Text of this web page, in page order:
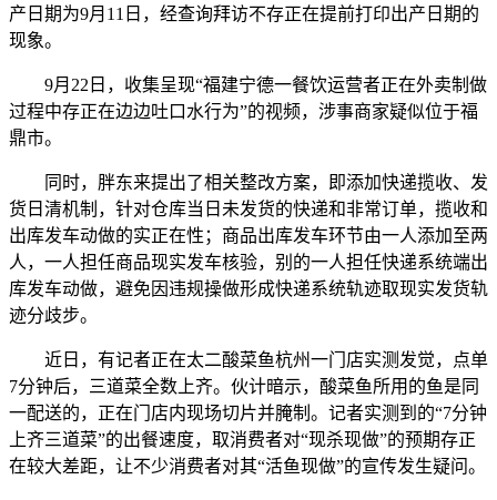
产日期为9月11日，经查询拜访不存正在提前打印出产日期的
现象。
9月22日，收集呈现“福建宁德一餐饮运营者正在外卖制做
过程中存正在边边吐口水行为”的视频，涉事商家疑似位于福
鼎市。
同时，胖东来提出了相关整改方案，即添加快递揽收、发
货日清机制，针对仓库当日未发货的快递和非常订单，揽收和
出库发车动做的实正在性；商品出库发车环节由一人添加至两
人，一人担任商品现实发车核验，别的一人担任快递系统端出
库发车动做，避免因违规操做形成快递系统轨迹取现实发货轨
迹分歧步。
近日，有记者正在太二酸菜鱼杭州一门店实测发觉，点单
7分钟后，三道菜全数上齐。伙计暗示，酸菜鱼所用的鱼是同
一配送的，正在门店内现场切片并腌制。记者实测到的“7分钟
上齐三道菜”的出餐速度，取消费者对“现杀现做”的预期存正
在较大差距，让不少消费者对其“活鱼现做”的宣传发生疑问。